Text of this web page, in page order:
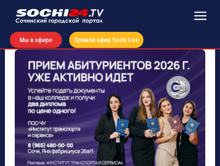
Мы в эфире Прямой эфир Sochi Live